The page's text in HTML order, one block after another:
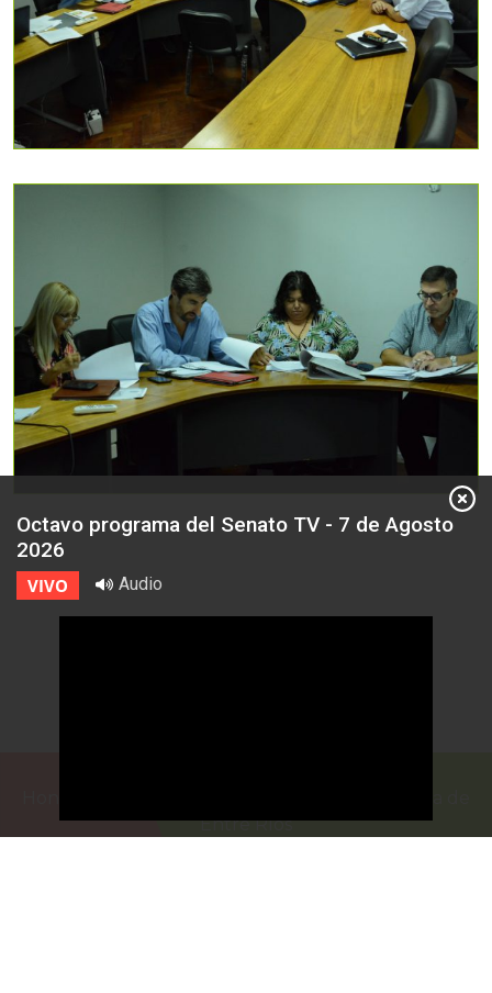
Entre Ríos
Octavo programa del Senato TV - 7 de Agosto
2026
VIVO Audio